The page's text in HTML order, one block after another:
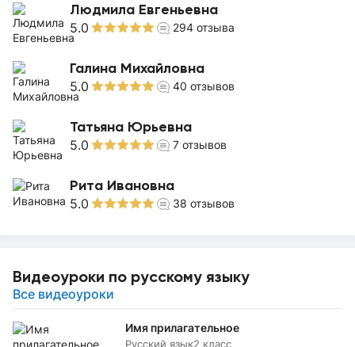
Людмила Евгеньевна
5.0 294 отзыва
Галина Михайловна
5.0 40 отзывов
Татьяна Юрьевна
5.0 7 отзывов
Рита Ивановна
5.0 38 отзывов
Видеоуроки по русскому языку
Все видеоуроки
Имя прилагательное
Русский язык2 класс